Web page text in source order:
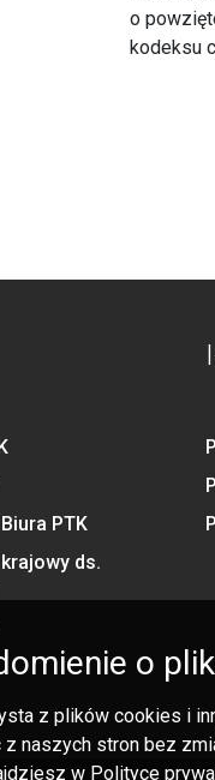
o
kodeksu
PTK
ds.
o
z plików cookies i
z naszych stron bez
w Polityce